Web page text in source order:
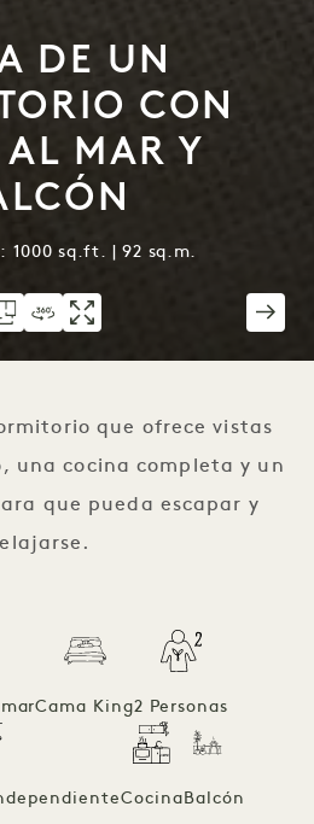
DE UN
CON
MAR Y
1000 sq.ft. | 92 sq.m.
que ofrece vistas
una cocina completa y un
que pueda escapar y
Cama King2 Personas
CocinaBalcón